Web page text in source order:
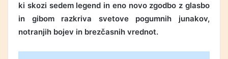
ki skozi sedem legend in eno novo zgodbo z glasbo
in gibom razkriva svetove pogumnih junakov,
notranjih bojev in brezčasnih vrednot.